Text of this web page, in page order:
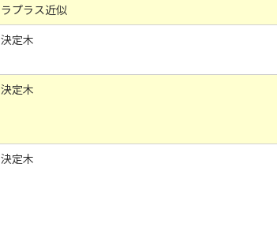
ラプラス近似
決定木
決定木
決定木